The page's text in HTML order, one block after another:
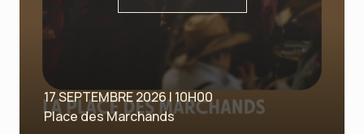
17 SEPTEMBRE 2026 | 10H00
Place des Marchands